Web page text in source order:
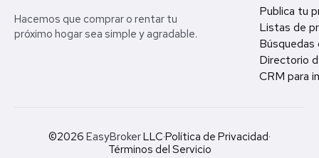
Hacemos que comprar o rentar tu
próximo hogar sea simple y agradable.
Publica tu
Listas de
Búsquedas
Directorio
CRM para
©2026 EasyBrokerLLC·Política de Privacidad·
Términos del Servicio